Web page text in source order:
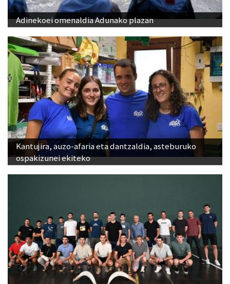
Adinekoei omenaldia Adunako plazan
Kantujira, auzo-afaria eta dantzaldia, asteburuko
ospakizunei ekiteko